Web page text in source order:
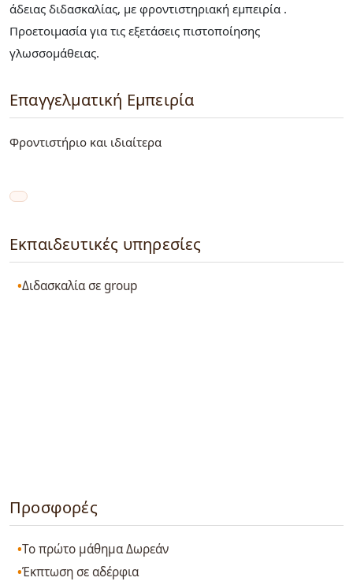
άδειας διδασκαλίας, με φροντιστηριακή εμπειρία .
Προετοιμασία για τις εξετάσεις πιστοποίησης
γλωσσομάθειας.
Επαγγελματική Εμπειρία
Φροντιστήριο και ιδιαίτερα
Εκπαιδευτικές υπηρεσίες
Διδασκαλία σε group
Προσφορές
Το πρώτο μάθημα Δωρεάν
Έκπτωση σε αδέρφια